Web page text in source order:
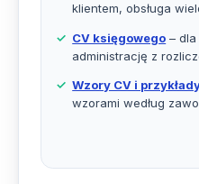
klientem, obsługa
CV księgowego – dla
administrację z
Wzory CV i
wzorami według